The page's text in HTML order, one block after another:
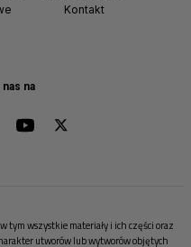
na
Kontakt
tym wszystkie materiały i ich części oraz
utworów lub wytworów objętych